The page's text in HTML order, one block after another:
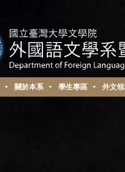
關於本系 學生專區 外⽂